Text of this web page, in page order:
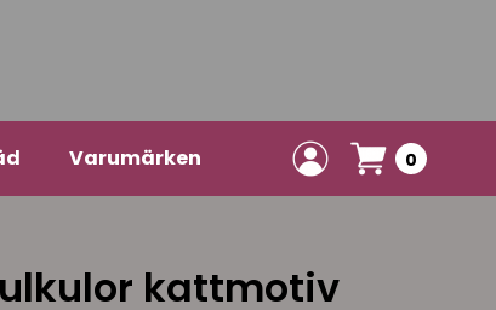
Varumärken 0
kattmotiv